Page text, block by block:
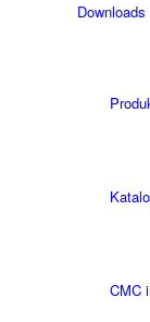
Downloads
CMC